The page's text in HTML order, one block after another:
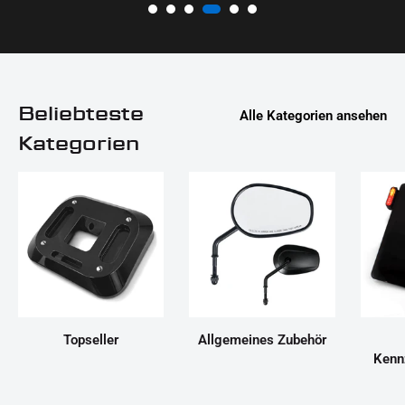
Beliebteste
Kategorien
Alle Kategorien ansehen
Topseller
Allgemeines Zubehör